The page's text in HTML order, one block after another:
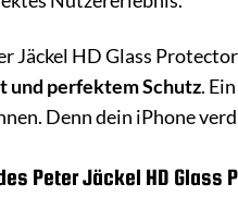
Jäckel HD Glass
und perfektem Schutz.
Denn dein iPhone
Peter Jäckel HD Glass